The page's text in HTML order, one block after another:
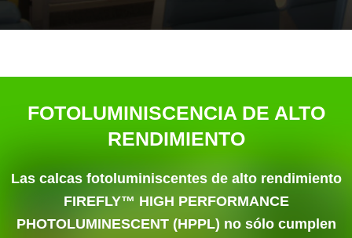
FOTOLUMINISCENCIA DE ALTO
RENDIMIENTO
Las calcas fotoluminiscentes de alto rendimiento
FIREFLY™ HIGH PERFORMANCE
PHOTOLUMINESCENT (HPPL) no sólo cumplen